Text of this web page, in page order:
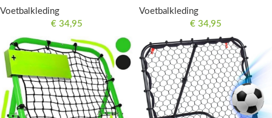
Voetbalkleding
€34,95
Voetbalkleding
€34,95